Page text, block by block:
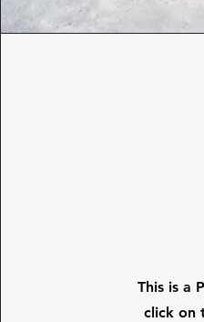
This is a
click on